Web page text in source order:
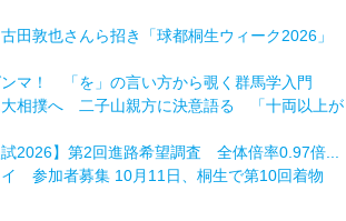
田敦也さんら招き「球都桐生ウィーク2026」
マ！ 「を」の言い方から覗く群馬学入門
大相撲へ 二子山親方に決意語る 「十両以上が
試2026】第2回進路希望調査 全体倍率0.97倍...
参加者募集 10月11日、桐生で第10回着物